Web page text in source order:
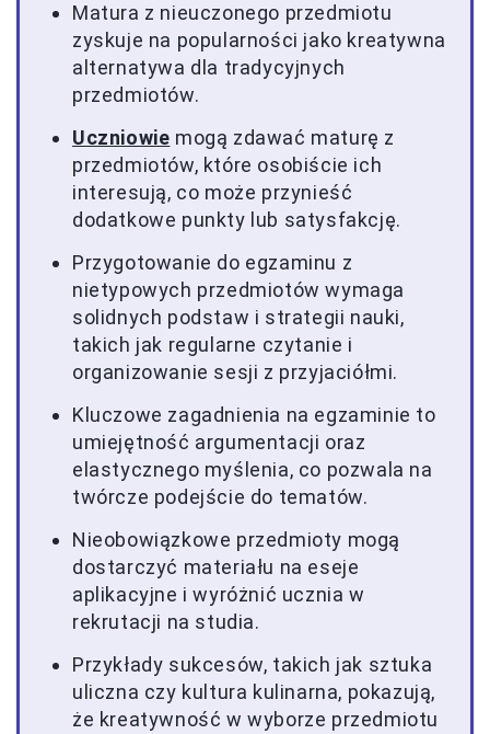
Matura z nieuczonego przedmiotu
zyskuje na popularności jako kreatywna
alternatywa dla tradycyjnych
przedmiotów.
Uczniowie mogą zdawać maturę z
przedmiotów, które osobiście ich
interesują, co może przynieść
dodatkowe punkty lub satysfakcję.
Przygotowanie do egzaminu z
nietypowych przedmiotów wymaga
solidnych podstaw i strategii nauki,
takich jak regularne czytanie i
organizowanie sesji z przyjaciółmi.
Kluczowe zagadnienia na egzaminie to
umiejętność argumentacji oraz
elastycznego myślenia, co pozwala na
twórcze podejście do tematów.
Nieobowiązkowe przedmioty mogą
dostarczyć materiału na eseje
aplikacyjne i wyróżnić ucznia w
rekrutacji na studia.
Przykłady sukcesów, takich jak sztuka
uliczna czy kultura kulinarna, pokazują,
że kreatywność w wyborze przedmiotu